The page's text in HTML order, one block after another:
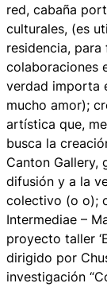
red, cabaña
culturales, (es
residencia,
colaboraciones
verdad importa
mucho amor);
artística que,
busca la
Canton Gallery,
difusión y a la
colectivo (o o);
Intermediae –
proyecto taller
dirigido por
investigación